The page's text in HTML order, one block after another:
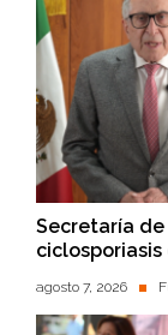
Secretaría
ciclosporiasis
agosto 7, 2026